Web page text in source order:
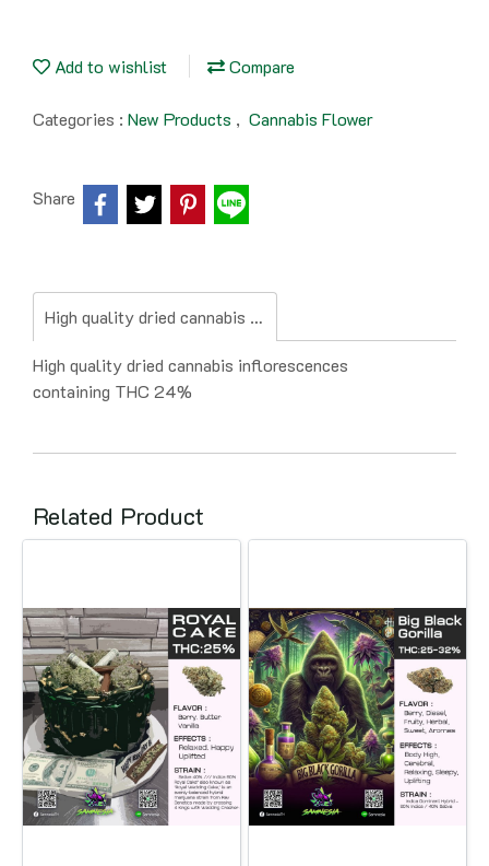
Add to wishlist Compare
Categories : New Products , Cannabis Flower
Share
High quality dried cannabis inflorescences containing THC 24%
High quality dried cannabis inflorescences
containing THC 24%
Related Product